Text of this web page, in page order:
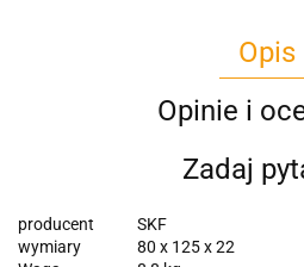
Opis
Opinie i
Zadaj
producent
SKF
wymiary
80 x 125 x 22